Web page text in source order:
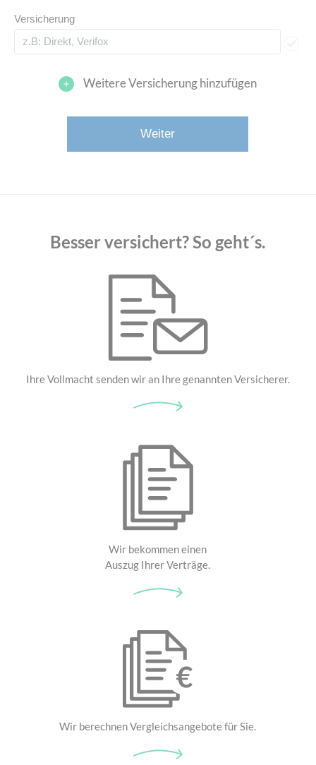
Versicherung
Weitere Versicherung hinzufügen
Besser versichert? So geht´s.
Ihre Vollmacht senden wir an Ihre genannten Versicherer.
Wir bekommen einen
Auszug Ihrer Verträge.
Wir berechnen Vergleichsangebote für Sie.